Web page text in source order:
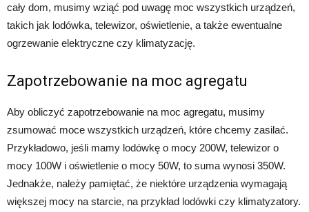
cały dom, musimy wziąć pod uwagę moc wszystkich urządzeń,
takich jak lodówka, telewizor, oświetlenie, a także ewentualne
ogrzewanie elektryczne czy klimatyzację.
Zapotrzebowanie na moc agregatu
Aby obliczyć zapotrzebowanie na moc agregatu, musimy
zsumować moce wszystkich urządzeń, które chcemy zasilać.
Przykładowo, jeśli mamy lodówkę o mocy 200W, telewizor o
mocy 100W i oświetlenie o mocy 50W, to suma wynosi 350W.
Jednakże, należy pamiętać, że niektóre urządzenia wymagają
większej mocy na starcie, na przykład lodówki czy klimatyzatory.